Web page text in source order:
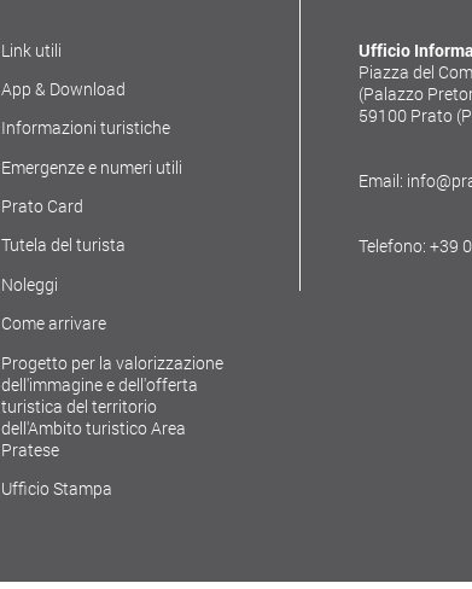
Link utili
App & Download
Informazioni turistiche
Emergenze e numeri utili
Prato Card
Tutela del turista
Noleggi
Come arrivare
Progetto per la valorizzazione
dell'immagine e dell'offerta
turistica del territorio
dell'Ambito turistico Area
Pratese
Ufficio Stampa
Ufficio
Piazza del
(Palazzo
59100 Prato
Email:
Telefono: +39